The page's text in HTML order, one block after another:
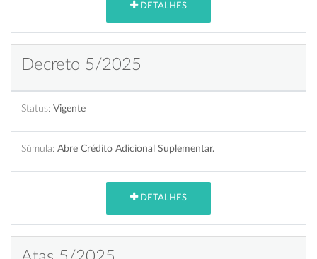
DETALHES
Decreto 5/2025
Status: Vigente
Súmula: Abre Crédito Adicional Suplementar.
DETALHES